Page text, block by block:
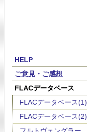
HELP
ご意見・ご感想
FLACデータベース
FLACデータベース(1)
FLACデータベース(2)